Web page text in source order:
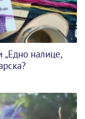
„Едно налице,